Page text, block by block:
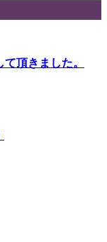
頂きました。